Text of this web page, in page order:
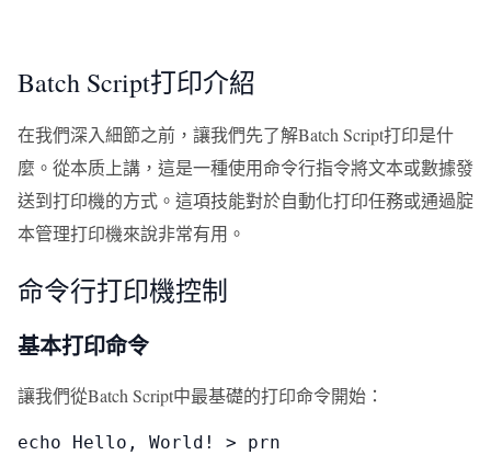
Batch Script打印介紹
在我們深入細節之前，讓我們先了解Batch Script打印是什
麼。從本质上講，這是一種使用命令行指令將文本或數據發
送到打印機的方式。這項技能對於自動化打印任務或通過腚
本管理打印機來說非常有用。
命令行打印機控制
基本打印命令
讓我們從Batch Script中最基礎的打印命令開始：
echo Hello, World! > prn